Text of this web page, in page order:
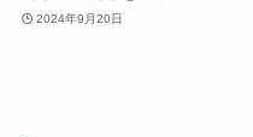
2024年9月20日